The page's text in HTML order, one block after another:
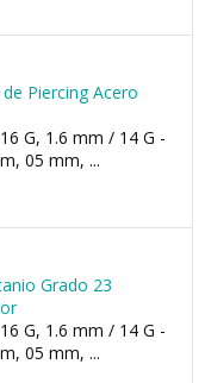
Piercing Acero
G, 1.6 mm / 14 G -
05 mm, ...
Grado 23
G, 1.6 mm / 14 G -
05 mm, ...